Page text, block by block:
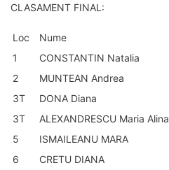
CLASAMENT FINAL:
Loc Nume
1
CONSTANTIN Natalia
2
MUNTEAN Andrea
3T
DONA Diana
3T
ALEXANDRESCU Maria Alina
5
ISMAILEANU MARA
6
CRETU DIANA